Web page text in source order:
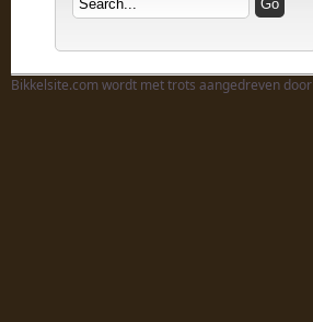
Bikkelsite.com wordt met trots aangedreven door